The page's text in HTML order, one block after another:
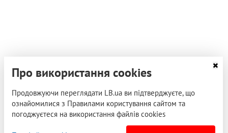
Про використання cookies
Продовжуючи переглядати LB.ua ви підтверджуєте, що
ознайомилися з Правилами користування сайтом та
погоджуєтеся на використання файлів cookies